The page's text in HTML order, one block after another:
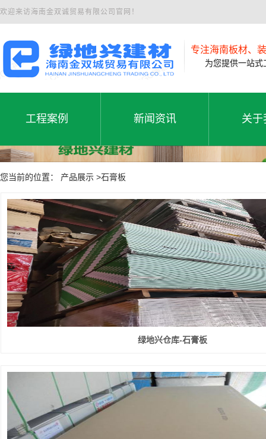
欢迎来访海南金双诚贸易有限公司官网！
专注海南板材、
为您提供一站式
工程案例
工程案例
工程案例
新闻资讯
公司新闻
常见问题
关于
公
您当前的位置： 产品展示 >石膏板
绿地兴仓库-石膏板